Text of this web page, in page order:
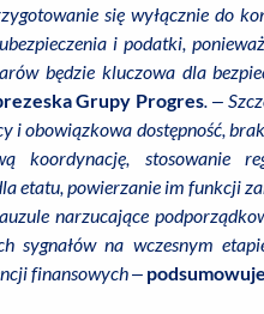
się wyłącznie do
i podatki,
będzie kluczowa dla
Grupy Progres. –
i obowiązkowa dostępność,
koordynację, stosowanie
etatu, powierzanie im funkcji
narzucające
sygnałów na wczesnym
finansowych–